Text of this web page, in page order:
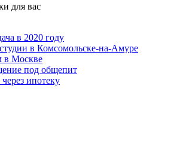
для вас
в 2020 году
в Комсомольске-на-Амуре
в Москве
под общепит
ипотеку